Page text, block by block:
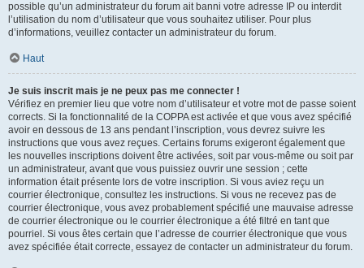
possible qu’un administrateur du forum ait banni votre adresse IP ou interdit
l’utilisation du nom d’utilisateur que vous souhaitez utiliser. Pour plus
d’informations, veuillez contacter un administrateur du forum.
Haut
Je suis inscrit mais je ne peux pas me connecter !
Vérifiez en premier lieu que votre nom d’utilisateur et votre mot de passe soient
corrects. Si la fonctionnalité de la COPPA est activée et que vous avez spécifié
avoir en dessous de 13 ans pendant l’inscription, vous devrez suivre les
instructions que vous avez reçues. Certains forums exigeront également que
les nouvelles inscriptions doivent être activées, soit par vous-même ou soit par
un administrateur, avant que vous puissiez ouvrir une session ; cette
information était présente lors de votre inscription. Si vous aviez reçu un
courrier électronique, consultez les instructions. Si vous ne recevez pas de
courrier électronique, vous avez probablement spécifié une mauvaise adresse
de courrier électronique ou le courrier électronique a été filtré en tant que
pourriel. Si vous êtes certain que l’adresse de courrier électronique que vous
avez spécifiée était correcte, essayez de contacter un administrateur du forum.